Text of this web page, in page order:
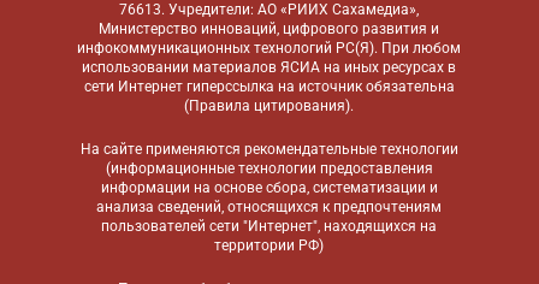
76613. Учредители: АО «РИИХ Сахамедиа»,
Министерство инноваций, цифрового развития и
инфокоммуникационных технологий РС(Я). При любом
использовании материалов ЯСИА на иных ресурсах в
сети Интернет гиперссылка на источник обязательна
(Правила цитирования).
На сайте применяются рекомендательные технологии
(информационные технологии предоставления
информации на основе сбора, систематизации и
анализа сведений, относящихся к предпочтениям
пользователей сети "Интернет", находящихся на
территории РФ)